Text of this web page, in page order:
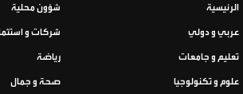
الرئيسية شؤون محلية
عربي و دولي شركات و
تعليم و جامعات رياضة
علوم و تكنولوجيا صحة و جمال